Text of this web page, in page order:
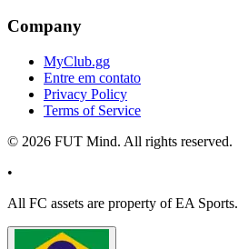
Company
MyClub.gg
Entre em contato
Privacy Policy
Terms of Service
© 2026 FUT Mind. All rights reserved.
•
All FC assets are property of EA Sports.